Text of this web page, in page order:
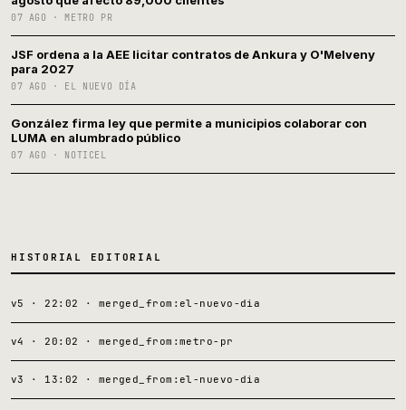
07 AGO · METRO PR
JSF ordena a la AEE licitar contratos de Ankura y O'Melveny
para 2027
07 AGO · EL NUEVO DÍA
González firma ley que permite a municipios colaborar con
LUMA en alumbrado público
07 AGO · NOTICEL
HISTORIAL EDITORIAL
v5 · 22:02 · merged_from:el-nuevo-dia
v4 · 20:02 · merged_from:metro-pr
v3 · 13:02 · merged_from:el-nuevo-dia